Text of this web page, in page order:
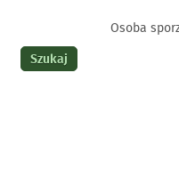
Osoba